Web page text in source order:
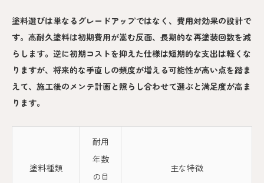
塗料選びは単なるグレードアップではなく、費用対効果の設計で
す。高耐久塗料は初期費用が嵩む反面、長期的な再塗装回数を減
らします。逆に初期コストを抑えた仕様は短期的な支出は軽くな
りますが、将来的な手直しの頻度が増える可能性が高い点を踏ま
えて、施工後のメンテ計画と照らし合わせて選ぶと満足度が高ま
ります。
塗料種類
耐用
年数
の目
主な特徴